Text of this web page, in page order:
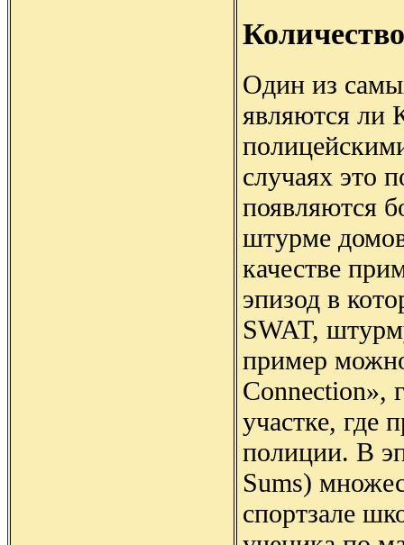
Один из
являются ли
случаях это
появляются
штурме
качестве
эпизод в
SWAT,
пример
Connection»,
участке, где
полиции. В
Sums)
спортзале